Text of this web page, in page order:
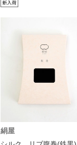
絹屋